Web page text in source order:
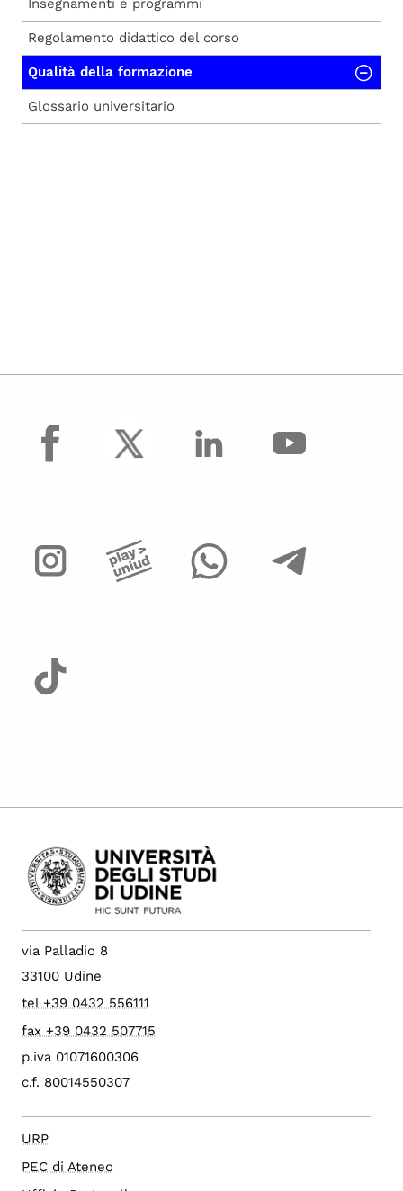
Insegnamenti e programmi
Regolamento didattico del corso
Qualità della formazione
Glossario universitario
facebook
via Palladio 8
33100 Udine
tel +39 0432 556111
fax +39 0432 507715
p.iva 01071600306
c.f. 80014550307
URP
PEC di Ateneo